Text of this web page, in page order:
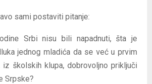
sami postaviti pitanje:
Srbi nisu bili napadnuti, šta je
jednog mladića da se već u prvim
iz školskih klupa, dobrovoljno priključi
Srpske?